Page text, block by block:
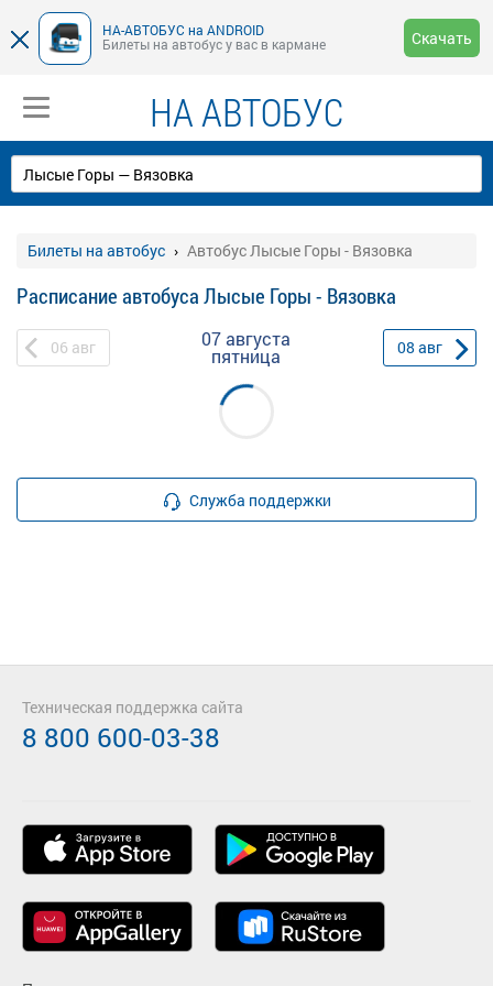
НА-АВТОБУС на ANDROID
Билеты на автобус у вас в кармане
Скачать
НА АВТОБУС
Билеты на автобус Автобус Лысые Горы - Вязовка
Расписание автобуса Лысые Горы - Вязовка
06 авг 07 августа
пятница 08 авг
Служба поддержки
Техническая поддержка сайта
8 800 600-03-38